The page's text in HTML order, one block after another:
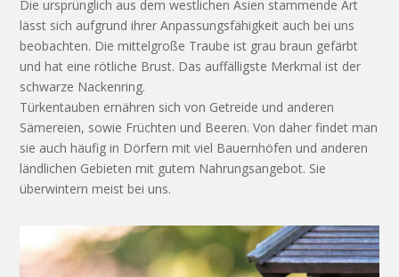
Die ursprünglich aus dem westlichen Asien stammende Art
lässt sich aufgrund ihrer Anpassungsfähigkeit auch bei uns
beobachten. Die mittelgroße Traube ist grau braun gefärbt
und hat eine rötliche Brust. Das auffälligste Merkmal ist der
schwarze Nackenring.
Türkentauben ernähren sich von Getreide und anderen
Sämereien, sowie Früchten und Beeren. Von daher findet man
sie auch häufig in Dörfern mit viel Bauernhöfen und anderen
ländlichen Gebieten mit gutem Nahrungsangebot. Sie
überwintern meist bei uns.